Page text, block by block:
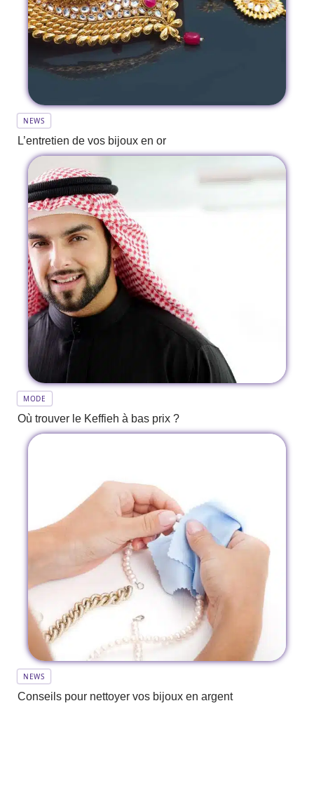
NEWS
L’entretien de vos bijoux en or
MODE
Où trouver le Keffieh à bas prix ?
NEWS
Conseils pour nettoyer vos bijoux en argent